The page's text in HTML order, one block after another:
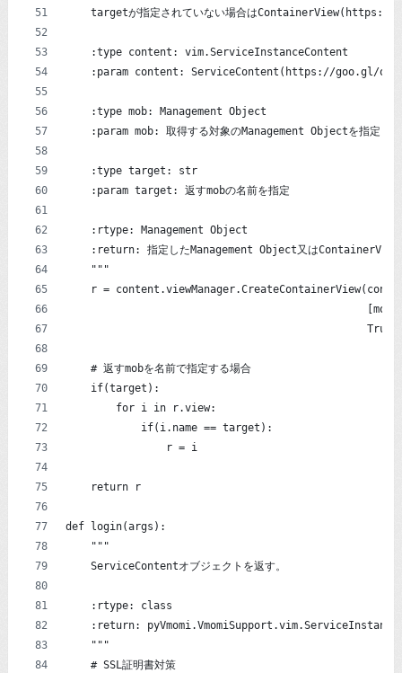
targetが指定されていない場合はContainerView(https://
    :type content: vim.ServiceInstanceContent
:param content: ServiceContent(https://goo.gl/
    :type mob: Management Object
    :param mob: 取得する対象のManagement Objectを指定
    :type target: str
    :param target: 返すmobの名前を指定
    :rtype: Management Object
:return: 指定したManagement Object又はContainerView
    """
r =
                                                True)
    # 返すmobを名前で指定する場合
    if(target):
        for i in r.view:
            if(i.name == target):
                r = i
    return r
def login(args):
    """
    ServiceContentオブジェクトを返す。
    :rtype: class
:return:
    """
    # SSL証明書対策